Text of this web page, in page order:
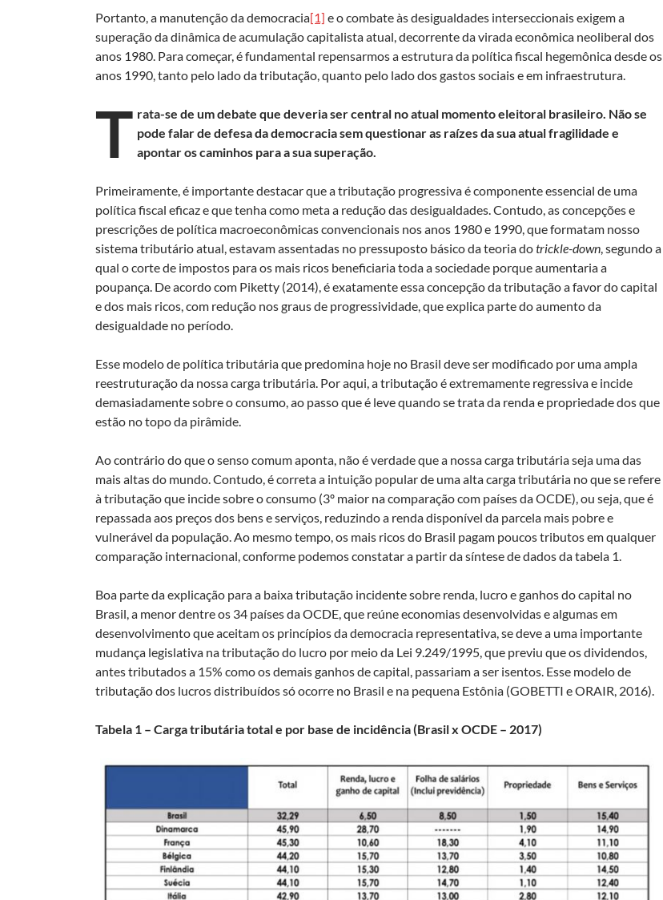
Portanto, a manutenção da democracia[1] e o combate às desigualdades interseccionais exigem a
superação da dinâmica de acumulação capitalista atual, decorrente da virada econômica neoliberal dos
anos 1980. Para começar, é fundamental repensarmos a estrutura da política fiscal hegemônica desde os
anos 1990, tanto pelo lado da tributação, quanto pelo lado dos gastos sociais e em infraestrutura.
T rata-se de um debate que deveria ser central no atual momento eleitoral brasileiro. Não se
pode falar de defesa da democracia sem questionar as raízes da sua atual fragilidade e
apontar os caminhos para a sua superação.
Primeiramente, é importante destacar que a tributação progressiva é componente essencial de uma
política fiscal eficaz e que tenha como meta a redução das desigualdades. Contudo, as concepções e
prescrições de política macroeconômicas convencionais nos anos 1980 e 1990, que formatam nosso
sistema tributário atual, estavam assentadas no pressuposto básico da teoria dotrickle-down , segundo a
qual o corte de impostos para os mais ricos beneficiaria toda a sociedade porque aumentaria a
poupança. De acordo com Piketty (2014), é exatamente essa concepção da tributação a favor do capital
e dos mais ricos, com redução nos graus de progressividade, que explica parte do aumento da
desigualdade no período.
Esse modelo de política tributária que predomina hoje no Brasil deve ser modificado por uma ampla
reestruturação da nossa carga tributária. Por aqui, a tributação é extremamente regressiva e incide
demasiadamente sobre o consumo, ao passo que é leve quando se trata da renda e propriedade dos que
estão no topo da pirâmide.
Ao contrário do que o senso comum aponta, não é verdade que a nossa carga tributária seja uma das
mais altas do mundo. Contudo, é correta a intuição popular de uma alta carga tributária no que se refere
à tributação que incide sobre o consumo (3º maior na comparação com países da OCDE), ou seja, que é
repassada aos preços dos bens e serviços, reduzindo a renda disponível da parcela mais pobre e
vulnerável da população. Ao mesmo tempo, os mais ricos do Brasil pagam poucos tributos em qualquer
comparação internacional, conforme podemos constatar a partir da síntese de dados da tabela 1.
Boa parte da explicação para a baixa tributação incidente sobre renda, lucro e ganhos do capital no
Brasil, a menor dentre os 34 países da OCDE, que reúne economias desenvolvidas e algumas em
desenvolvimento que aceitam os princípios da democracia representativa, se deve a uma importante
mudança legislativa na tributação do lucro por meio da Lei 9.249/1995, que previu que os dividendos,
antes tributados a 15% como os demais ganhos de capital, passariam a ser isentos. Esse modelo de
tributação dos lucros distribuídos só ocorre no Brasil e na pequena Estônia (GOBETTI e ORAIR, 2016).
Tabela 1 – Carga tributária total e por base de incidência (Brasil x OCDE – 2017)